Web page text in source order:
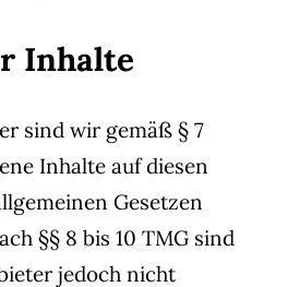
Inhalte
sind wir gemäß § 7
Inhalte auf diesen
Gesetzen
§§ 8 bis 10 TMG sind
jedoch nicht